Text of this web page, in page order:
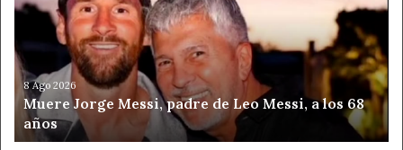
padre
Leo
Messi,
los
68
años
8 Ago 2026
Muere Jorge Messi, padre de Leo Messi, a los 68
años